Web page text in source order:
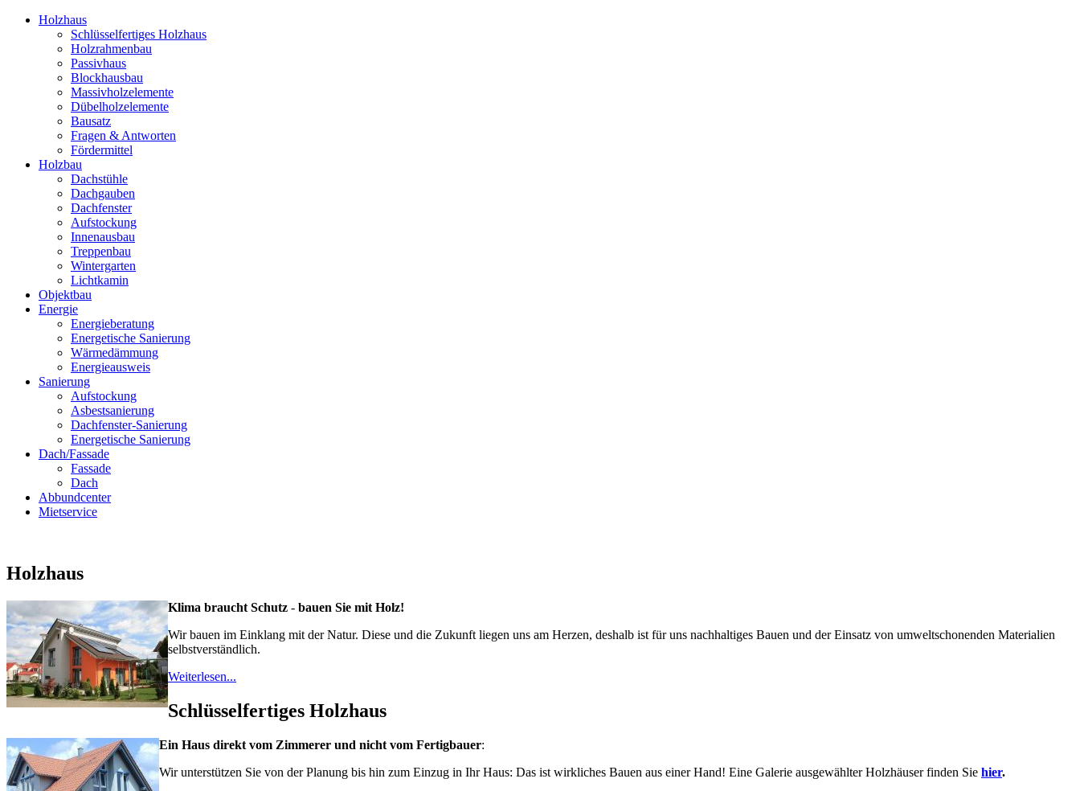
Holzhaus
Schlüsselfertiges Holzhaus
Holzrahmenbau
Passivhaus
Blockhausbau
Massivholzelemente
Dübelholzelemente
Bausatz
Fragen & Antworten
Fördermittel
Holzbau
Dachstühle
Dachgauben
Dachfenster
Aufstockung
Innenausbau
Treppenbau
Wintergarten
Lichtkamin
Objektbau
Energie
Energieberatung
Energetische Sanierung
Wärmedämmung
Energieausweis
Sanierung
Aufstockung
Asbestsanierung
Dachfenster-Sanierung
Energetische Sanierung
Dach/Fassade
Fassade
Dach
Abbundcenter
Mietservice
Holzhaus
Klima braucht Schutz - bauen Sie mit Holz!
Wir bauen im Einklang mit der Natur. Diese und die Zukunft liegen uns am Herzen, deshalb ist für uns nachhaltiges Bauen und der Einsatz von umweltschonenden Materialien
selbstverständlich.
Weiterlesen...
Schlüsselfertiges Holzhaus
Ein Haus direkt vom Zimmerer und nicht vom Fertigbauer:
Wir unterstützen Sie von der Planung bis hin zum Einzug in Ihr Haus: Das ist wirkliches Bauen aus einer Hand! Eine Galerie ausgewählter Holzhäuser finden Sie hier.